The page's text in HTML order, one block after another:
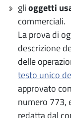
glioggetti
commerciali.
La prova di
descrizione
delle
testo unico
approvato
numero 773,
redatta dal